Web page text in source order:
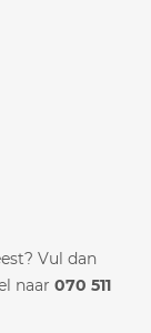
Vul dan
naar070 511